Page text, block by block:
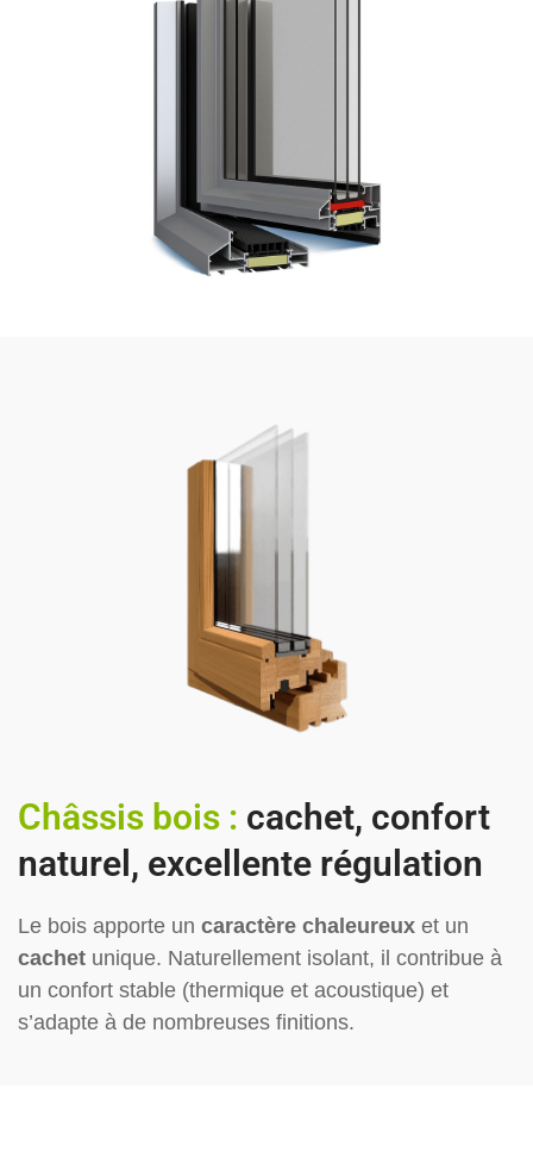
Châssis bois : cachet, confort
naturel, excellente régulation
Le bois apporte un caractère chaleureux et un
cachet unique. Naturellement isolant, il contribue à
un confort stable (thermique et acoustique) et
s’adapte à de nombreuses finitions.